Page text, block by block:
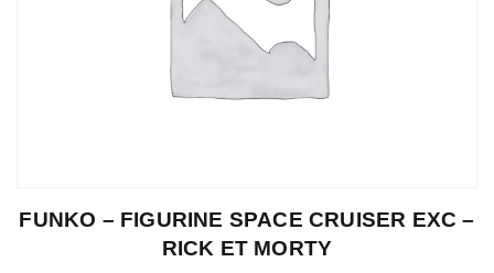
FUNKO – FIGURINE SPACE CRUISER EXC –
RICK ET MORTY